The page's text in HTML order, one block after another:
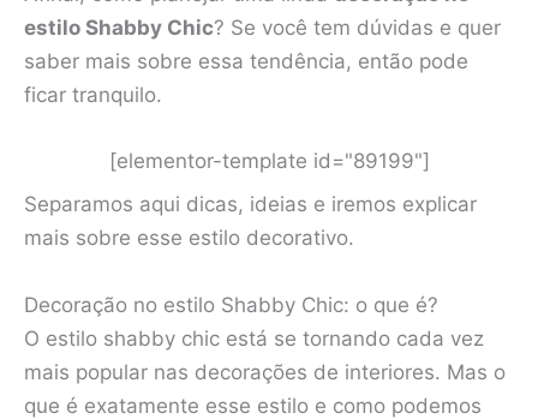
estilo Shabby Chic? Se você tem dúvidas e quer
saber mais sobre essa tendência, então pode
ficar tranquilo.
[elementor-template id="89199"]
Separamos aqui dicas, ideias e iremos explicar
mais sobre esse estilo decorativo.
Decoração no estilo Shabby Chic: o que é?
O estilo shabby chic está se tornando cada vez
mais popular nas decorações de interiores. Mas o
que é exatamente esse estilo e como podemos